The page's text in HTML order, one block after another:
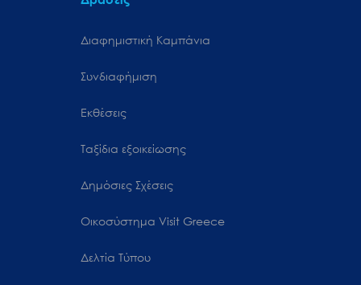
Διαφημιστική Καμπάνια
Συνδιαφήμιση
Εκθέσεις
Ταξίδια εξοικείωσης
Δημόσιες Σχέσεις
Oικοσύστημα Visit Greece
Δελτία Τύπου